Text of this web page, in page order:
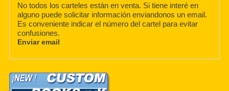
No todos los carteles están en venta. Si tiene interé en
alguno puede solicitar información enviandonos un email.
Es conveniente indicar el número del cartel para evitar
confusiones.
Enviar email